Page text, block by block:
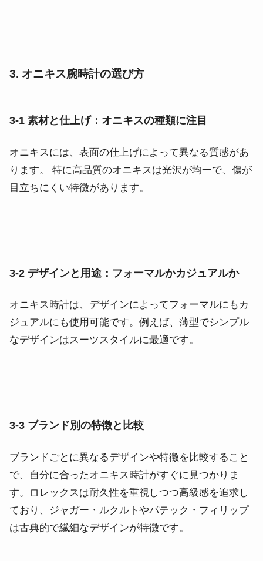
3. オニキス腕時計の選び方
3-1 素材と仕上げ：オニキスの種類に注目
オニキスには、表面の仕上げによって異なる質感があ
ります。 特に高品質のオニキスは光沢が均一で、傷が
目立ちにくい特徴があります。
3-2 デザインと用途：フォーマルかカジュアルか
オニキス時計は、デザインによってフォーマルにもカ
ジュアルにも使用可能です。例えば、薄型でシンプル
なデザインはスーツスタイルに最適です。
3-3 ブランド別の特徴と比較
ブランドごとに異なるデザインや特徴を比較すること
で、自分に合ったオニキス時計がすぐに見つかりま
す。ロレックスは耐久性を重視しつつ高級感を追求し
ており、ジャガー・ルクルトやパテック・フィリップ
は古典的で繊細なデザインが特徴です。